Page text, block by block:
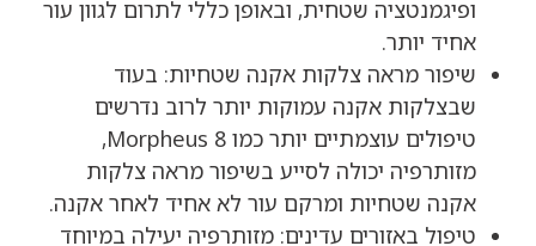
ופיגמנטציה שטחית, ובאופן כללי לתרום לגוון עור
אחיד יותר.
שיפור מראה צלקות אקנה שטחיות: בעוד
שבצלקות אקנה עמוקות יותר לרוב נדרשים
טיפולים עוצמתיים יותר כמו Morpheus 8,
מזותרפיה יכולה לסייע בשיפור מראה צלקות
אקנה שטחיות ומרקם עור לא אחיד לאחר אקנה.
טיפול באזורים עדינים: מזותרפיה יעילה במיוחד